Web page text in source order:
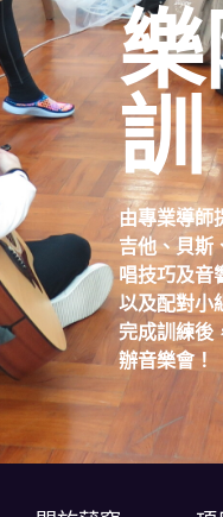
訓
由專業導師
吉他、貝斯
唱技巧及音
以及配對小
完成訓練後
辦音樂會！